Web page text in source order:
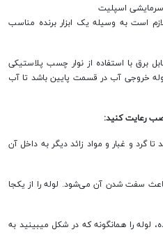
قرار دادن لوله در وضعیت 1 یا 3 لازم است به وسیله یک ابزار برنده مناسب
برق با استفاده از نوار چسب پلاستیکی
خروجی آب در قسمت پایین باشد تا آب
رعایت کنید:
گرد و غبار و مواد زائد دیگر به داخل آن
سفت شدن آن می‌شود. لوله را از یکجا
لوله را همانگونه که در شکل میبینید به